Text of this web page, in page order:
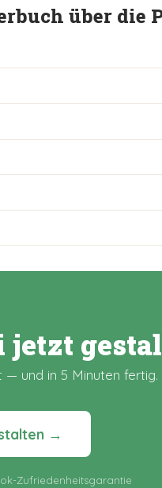
über die
jetzt
— und in 5 Minuten fertig.
→
Zufriedenheitsgarantie